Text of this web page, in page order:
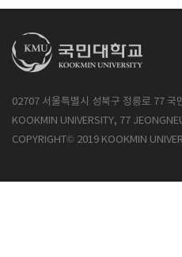
02707 서울특별시 성북구 정릉로 77
KOOKMIN UNIVERSITY, 77
COPYRIGHT© 2019 KOOKMIN